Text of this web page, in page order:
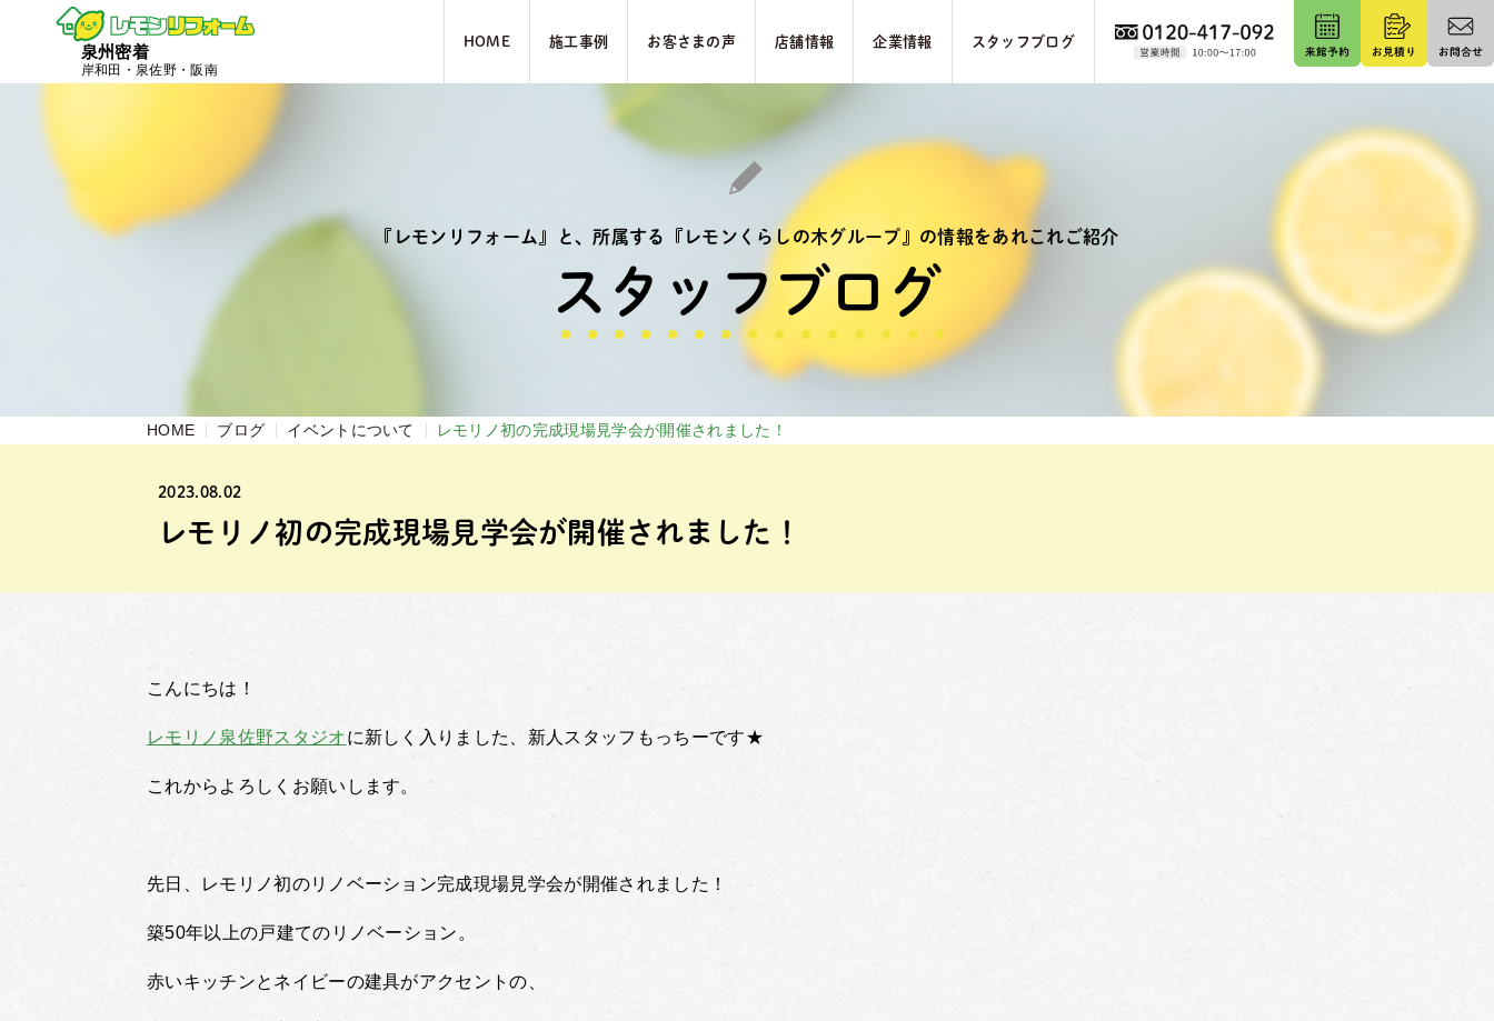
泉州密着
岸和田・泉佐野・阪南
HOME 施⼯事例 お客さまの声 店舗情報 企業情報 スタッフブログ
『レモンリフォーム』と、所属する『レモンくらしの木グループ』の情報をあれこれご紹介
スタッフブログ
HOME ブログ イベントについて レモリノ初の完成現場見学会が開催されました！
2023.08.02
レモリノ初の完成現場見学会が開催されました！
こんにちは！
レモリノ泉佐野スタジオに新しく入りました、新人スタッフもっちーです★
これからよろしくお願いします。
先日、レモリノ初のリノベーション完成現場見学会が開催されました！
築50年以上の戸建てのリノベーション。
赤いキッチンとネイビーの建具がアクセントの、